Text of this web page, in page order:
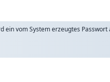
vom System erzeugtes